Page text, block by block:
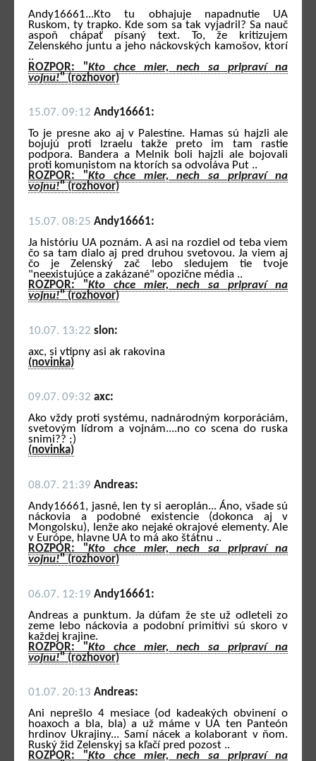
Andy16661...Kto tu obhajuje napadnutie UA
Ruskom, ty trapko. Kde som sa tak vyjadril? Sa nauč
aspoň chápať písaný text. To, že kritizujem
Zelenského juntu a jeho náckovských kamošov, ktorí
..
ROZPOR: "Kto chce mier, nech sa pripraví na
vojnu!" (rozhovor)
15.07. 09:12 Andy16661:
To je presne ako aj v Palestíne. Hamas sú hajzli ale
bojujú proti Izraelu takže preto im tam rastie
podpora. Bandera a Melnik boli hajzli ale bojovali
proti komunistom na ktorích sa odvoláva Put ..
ROZPOR: "Kto chce mier, nech sa pripraví na
vojnu!" (rozhovor)
15.07. 08:25 Andy16661:
Ja históriu UA poznám. A asi na rozdiel od teba viem
čo sa tam dialo aj pred druhou svetovou. Ja viem aj
čo je Zelenský zač lebo sledujem tie tvoje
"neexistujúce a zakázané" opozične média ..
ROZPOR: "Kto chce mier, nech sa pripraví na
vojnu!" (rozhovor)
10.07. 13:22 slon:
axc, si vtipny asi ak rakovina
(novinka)
09.07. 09:32 axc:
Ako vždy proti systému, nadnárodným korporáciám,
svetovým lídrom a vojnám....no co scena do ruska
snimi?? ;)
(novinka)
08.07. 21:39 Andreas:
Andy16661, jasné, len ty si aeroplán... Áno, všade sú
náckovia a podobné existencie (dokonca aj v
Mongolsku), lenže ako nejaké okrajové elementy. Ale
v Európe, hlavne UA to má ako štátnu ..
ROZPOR: "Kto chce mier, nech sa pripraví na
vojnu!" (rozhovor)
06.07. 12:19 Andy16661:
Andreas a punktum. Ja dúfam že ste už odleteli zo
zeme lebo náckovia a podobní primitívi sú skoro v
každej krajine.
ROZPOR: "Kto chce mier, nech sa pripraví na
vojnu!" (rozhovor)
01.07. 20:13 Andreas:
Ani neprešlo 4 mesiace (od kadeakých obvinení o
hoaxoch a bla, bla) a už máme v UA ten Panteón
hrdinov Ukrajiny... Samí nácek a kolaborant v ňom.
Ruský žid Zelenskyj sa kľačí pred pozost ..
ROZPOR: "Kto chce mier, nech sa pripraví na